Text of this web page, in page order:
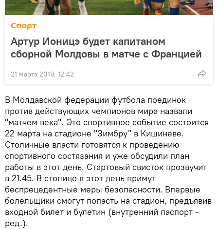
Спорт
Артур Ионицэ будет капитаном
сборной Молдовы в матче с Францией
21 марта 2019, 12:42
В Молдавской федерации футбола поединок
против действующих чемпионов мира назвали
"матчем века". Это спортивное событие состоится
22 марта на стадионе "Зимбру" в Кишиневе.
Столичные власти готовятся к проведению
спортивного состязания и уже обсудили план
работы в этот день. Стартовый свисток прозвучит
в 21.45. В столице в этот день примут
беспрецедентные меры безопасности. Впервые
болельщики смогут попасть на стадион, предъявив
входной билет и булетин (внутренний паспорт -
ред.).